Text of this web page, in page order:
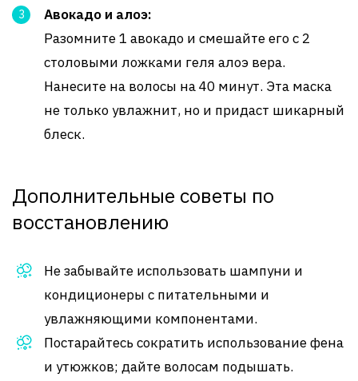
Авокадо и алоэ:
Разомните 1 авокадо и смешайте его с 2
столовыми ложками геля алоэ вера.
Нанесите на волосы на 40 минут. Эта маска
не только увлажнит, но и придаст шикарный
блеск.
Дополнительные советы по
восстановлению
Не забывайте использовать шампуни и
кондиционеры с питательными и
увлажняющими компонентами.
Постарайтесь сократить использование фена
и утюжков; дайте волосам подышать.